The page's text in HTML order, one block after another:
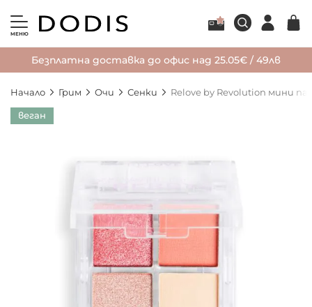
МЕНЮ
Безплатна доставка до офис над 25.05€ / 49лв
Начало Грим Очи Сенки Relove by Revolution мини
веган
Преминете
изображенията